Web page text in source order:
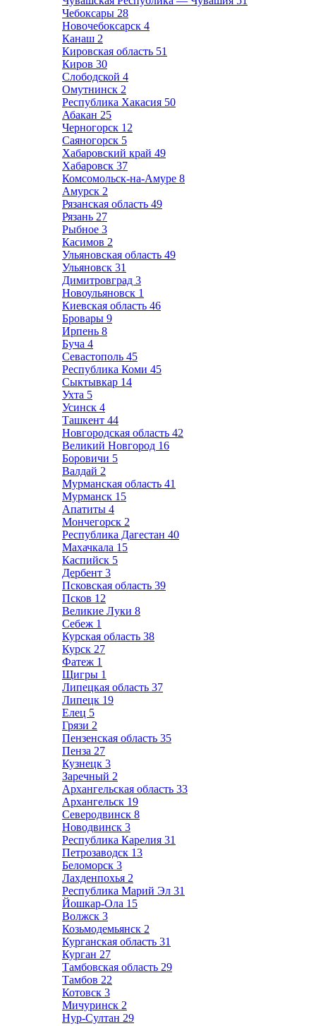
Чебоксары 28
Новочебоксарск 4
Канаш 2
Кировская область 51
Киров 30
Слободской 4
Омутнинск 2
Республика Хакасия 50
Абакан 25
Черногорск 12
Саяногорск 5
Хабаровский край 49
Хабаровск 37
Комсомольск-на-Амуре 8
Амурск 2
Рязанская область 49
Рязань 27
Рыбное 3
Касимов 2
Ульяновская область 49
Ульяновск 31
Димитровград 3
Новоульяновск 1
Киевская область 46
Бровары 9
Ирпень 8
Буча 4
Севастополь 45
Республика Коми 45
Сыктывкар 14
Ухта 5
Усинск 4
Ташкент 44
Новгородская область 42
Великий Новгород 16
Боровичи 5
Валдай 2
Мурманская область 41
Мурманск 15
Апатиты 4
Мончегорск 2
Республика Дагестан 40
Махачкала 15
Каспийск 5
Дербент 3
Псковская область 39
Псков 12
Великие Луки 8
Себеж 1
Курская область 38
Курск 27
Фатеж 1
Щигры 1
Липецкая область 37
Липецк 19
Елец 5
Грязи 2
Пензенская область 35
Пенза 27
Кузнецк 3
Заречный 2
Архангельская область 33
Архангельск 19
Северодвинск 8
Новодвинск 3
Республика Карелия 31
Петрозаводск 13
Беломорск 3
Лахденпохья 2
Республика Марий Эл 31
Йошкар-Ола 15
Волжск 3
Козьмодемьянск 2
Курганская область 31
Курган 27
Тамбовская область 29
Тамбов 22
Котовск 3
Мичуринск 2
Нур-Султан 29